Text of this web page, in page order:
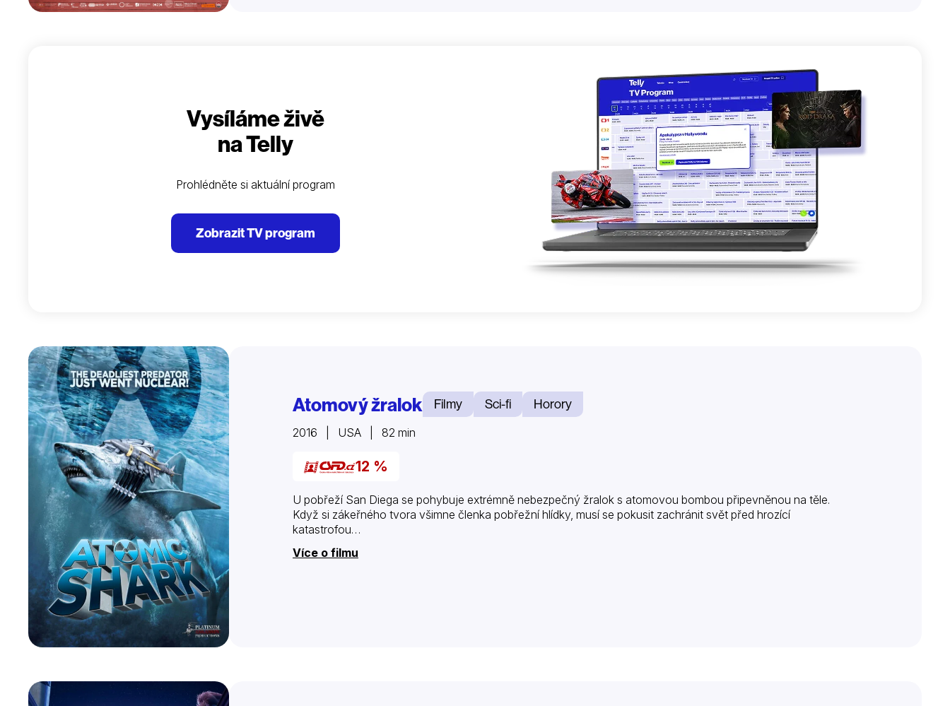
Vysíláme živě
na Telly
Prohlédněte si aktuální program
Zobrazit TV program
Atomový žralok Filmy Sci-fi Horory
2016 | USA | 82 min
12 %
U pobřeží San Diega se pohybuje extrémně nebezpečný žralok s atomovou bombou připevněnou na těle.
Když si zákeřného tvora všimne členka pobřežní hlídky, musí se pokusit zachránit svět před hrozící
katastrofou…
Více o filmu